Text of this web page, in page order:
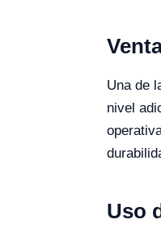
Una de
nivel
Uso